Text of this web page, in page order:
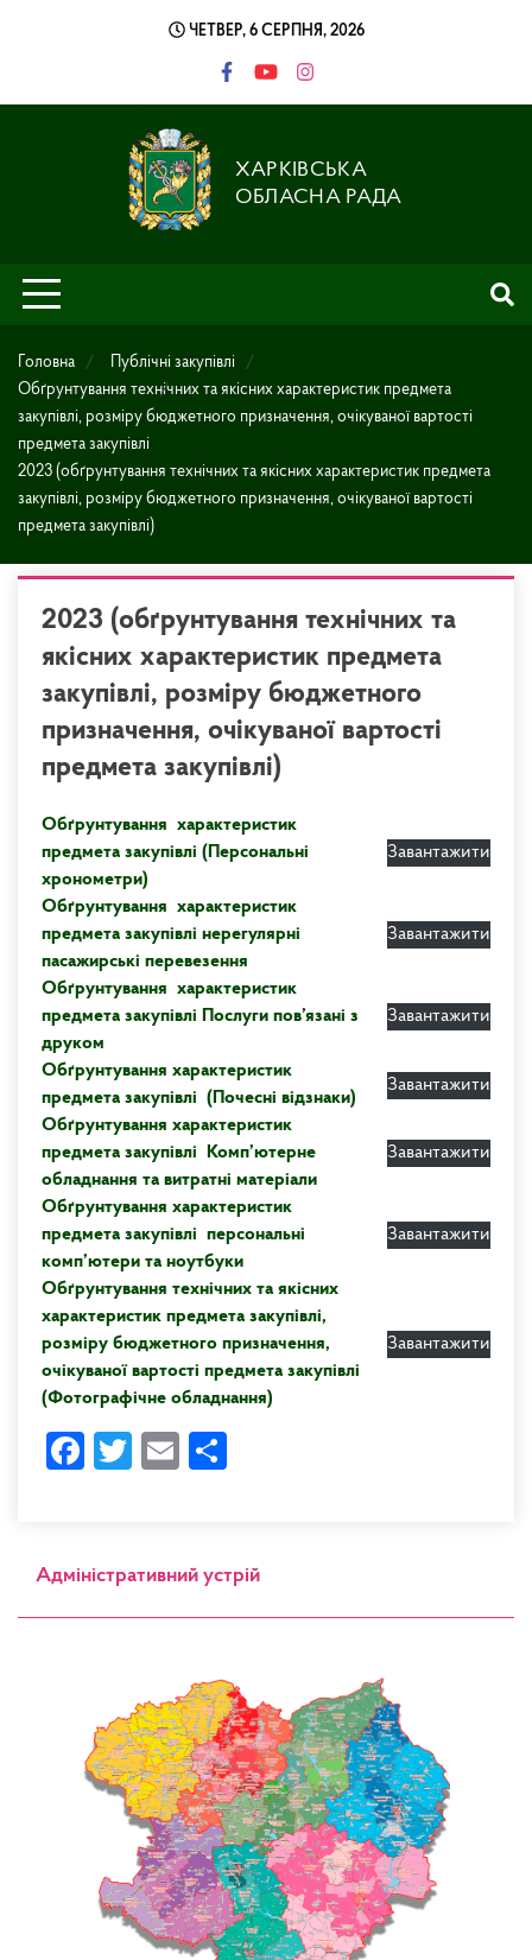
ЧЕТВЕР, 6 СЕРПНЯ, 2026
ХАРКІВСЬКА
ОБЛАСНА РАДА
Головна
Публічні закупівлі
Обґрунтування технічних та якісних характеристик предмета
закупівлі, розміру бюджетного призначення, очікуваної вартості
предмета закупівлі
2023 (обґрунтування технічних та якісних характеристик предмета
закупівлі, розміру бюджетного призначення, очікуваної вартості
предмета закупівлі)
2023 (обґрунтування технічних та
якісних характеристик предмета
закупівлі, розміру бюджетного
призначення, очікуваної вартості
предмета закупівлі)
Обґрунтування характеристик
предмета закупівлі (Персональні
хронометри)
Завантажити
Обґрунтування характеристик
предмета закупівлі нерегулярні
пасажирські перевезення
Завантажити
Обґрунтування характеристик
предмета закупівлі Послуги пов’язані з
друком
Завантажити
Обґрунтування характеристик
предмета закупівлі (Почесні відзнаки)
Завантажити
Обґрунтування характеристик
предмета закупівлі Комп’ютерне
обладнання та витратні матеріали
Завантажити
Обґрунтування характеристик
предмета закупівлі персональні
комп’ютери та ноутбуки
Завантажити
Обґрунтування технічних та якісних
характеристик предмета закупівлі,
розміру бюджетного призначення,
очікуваної вартості предмета закупівлі
(Фотографічне обладнання)
Завантажити
Facebook
Twitter
Email
Адміністративний устрій